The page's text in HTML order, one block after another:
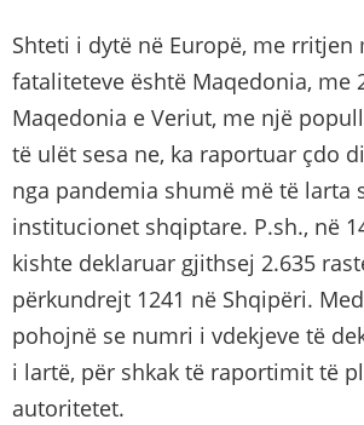
Shteti i dytë në Europë, me rritjen
fataliteteve është Maqedonia, me
Maqedonia e Veriut, me një
të ulët sesa ne, ka raportuar çdo
nga pandemia shumë më të larta
institucionet shqiptare. P.sh., në
kishte deklaruar gjithsej 2.635
përkundrejt 1241 në Shqipëri.
pohojnë se numri i vdekjeve të
i lartë, për shkak të raportimit të
autoritetet.